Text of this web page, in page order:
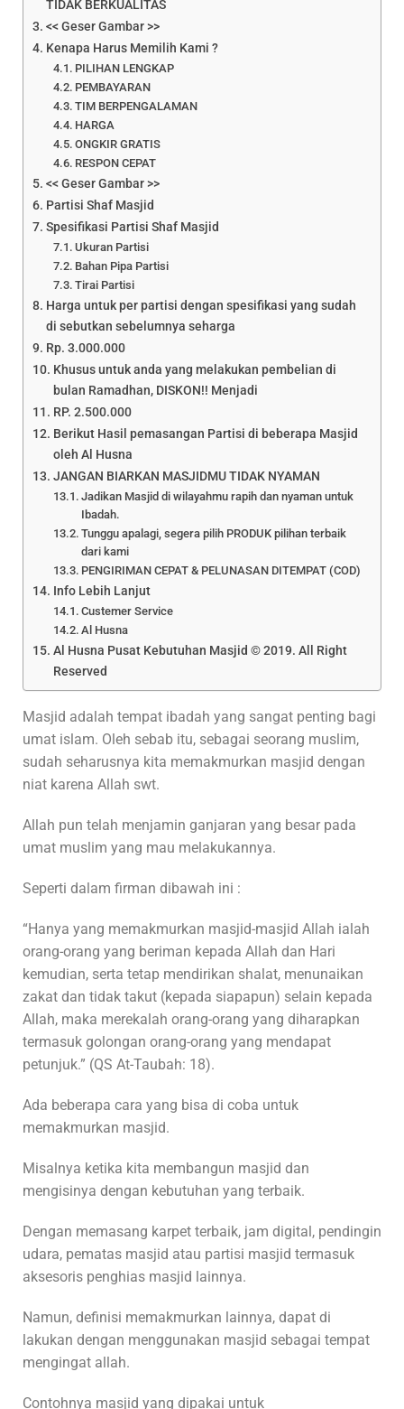
TIDAK BERKUALITAS
<< Geser Gambar >>
Kenapa Harus Memilih Kami ?
PILIHAN LENGKAP
PEMBAYARAN
TIM BERPENGALAMAN
HARGA
ONGKIR GRATIS
RESPON CEPAT
<< Geser Gambar >>
Partisi Shaf Masjid
Spesifikasi Partisi Shaf Masjid
Ukuran Partisi
Bahan Pipa Partisi
Tirai Partisi
Harga untuk per partisi dengan spesifikasi yang sudah
di sebutkan sebelumnya seharga
Rp. 3.000.000
Khusus untuk anda yang melakukan pembelian di
bulan Ramadhan, DISKON!! Menjadi
RP. 2.500.000
Berikut Hasil pemasangan Partisi di beberapa Masjid
oleh Al Husna
JANGAN BIARKAN MASJIDMU TIDAK NYAMAN
Jadikan Masjid di wilayahmu rapih dan nyaman untuk
Ibadah.
Tunggu apalagi, segera pilih PRODUK pilihan terbaik
dari kami
PENGIRIMAN CEPAT & PELUNASAN DITEMPAT (COD)
Info Lebih Lanjut
Custemer Service
Al Husna
Al Husna Pusat Kebutuhan Masjid © 2019. All Right
Reserved
Masjid adalah tempat ibadah yang sangat penting bagi
umat islam. Oleh sebab itu, sebagai seorang muslim,
sudah seharusnya kita memakmurkan masjid dengan
niat karena Allah swt.
Allah pun telah menjamin ganjaran yang besar pada
umat muslim yang mau melakukannya.
Seperti dalam firman dibawah ini :
“Hanya yang memakmurkan masjid-masjid Allah ialah
orang-orang yang beriman kepada Allah dan Hari
kemudian, serta tetap mendirikan shalat, menunaikan
zakat dan tidak takut (kepada siapapun) selain kepada
Allah, maka merekalah orang-orang yang diharapkan
termasuk golongan orang-orang yang mendapat
petunjuk.” (QS At-Taubah: 18).
Ada beberapa cara yang bisa di coba untuk
memakmurkan masjid.
Misalnya ketika kita membangun masjid dan
mengisinya dengan kebutuhan yang terbaik.
Dengan memasang karpet terbaik, jam digital, pendingin
udara, pematas masjid atau partisi masjid termasuk
aksesoris penghias masjid lainnya.
Namun, definisi memakmurkan lainnya, dapat di
lakukan dengan menggunakan masjid sebagai tempat
mengingat allah.
Contohnya masjid yang dipakai untuk